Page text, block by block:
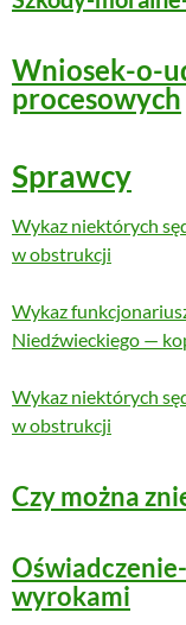
Wniosek-o-
procesowych
Sprawcy
Wykaz niektórych
w obstrukcji
Wykaz
Niedźwieckiego —
Wykaz niektórych
w obstrukcji
Czy można
wyrokami